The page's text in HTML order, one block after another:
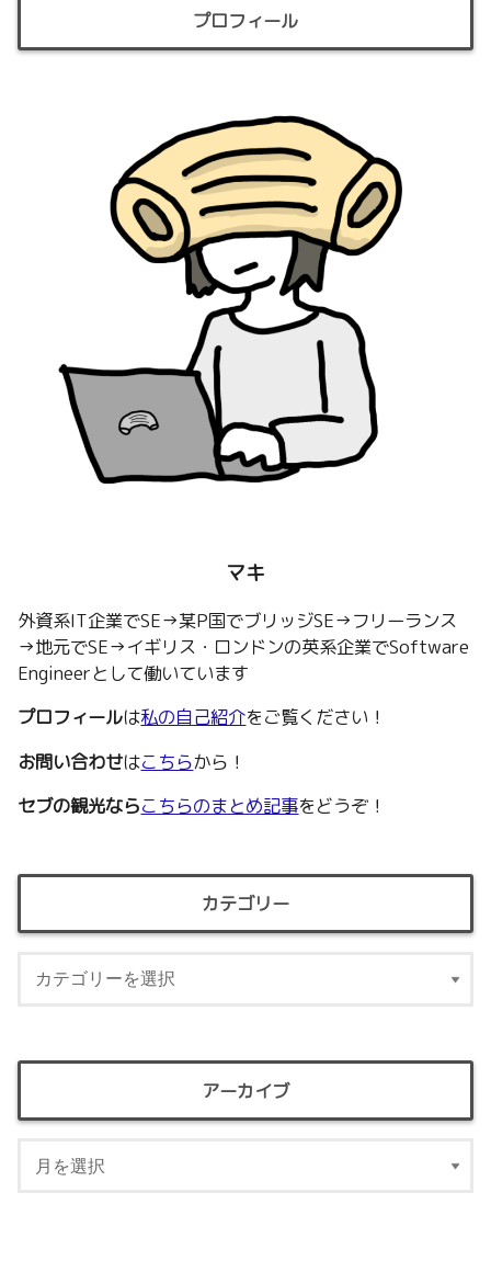
プロフィール
マキ
外資系IT企業でSE→某P国でブリッジSE→フリーランス
→地元でSE→イギリス・ロンドンの英系企業でSoftware
Engineerとして働いています
プロフィールは私の自己紹介をご覧ください！
お問い合わせはこちらから！
セブの観光ならこちらのまとめ記事をどうぞ！
カテゴリー
アーカイブ